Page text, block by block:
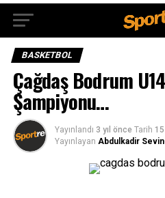
BASKETBOL
Çağdaş Bodrum
Şampiyonu…
Yayınlandı 3 yıl önce Tarih
Yayınlayan Abdulkadir